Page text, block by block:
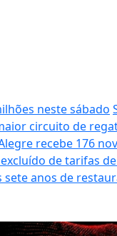
neste sábado
circuito de
recebe 176
de tarifas
anos de